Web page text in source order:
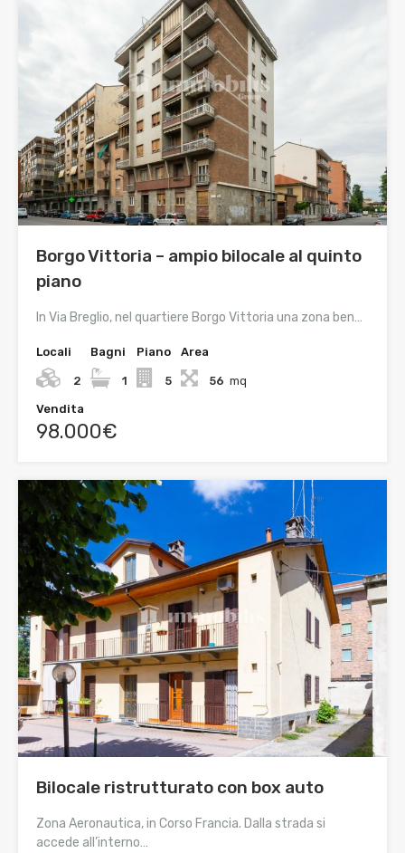
Borgo Vittoria – ampio bilocale al quinto
piano
In Via Breglio, nel quartiere Borgo Vittoria una zona ben…
Locali
2
Bagni
1
Piano
5
Area
56 mq
Vendita
98.000€
Bilocale ristrutturato con box auto
Zona Aeronautica, in Corso Francia. Dalla strada si
accede all’interno…